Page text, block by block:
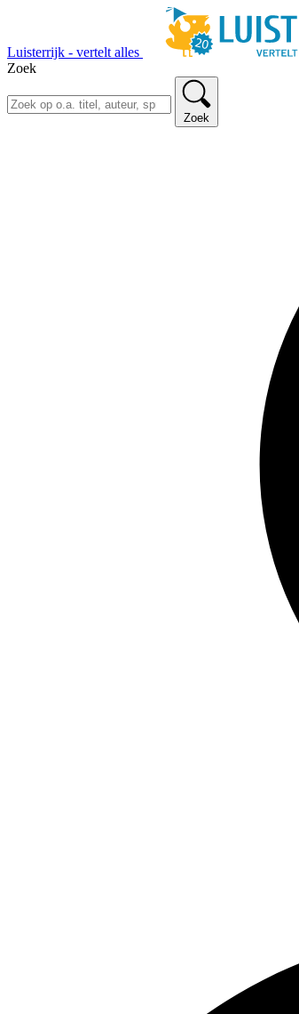
Luisterrijk - vertelt alles
Zoek
Zoek